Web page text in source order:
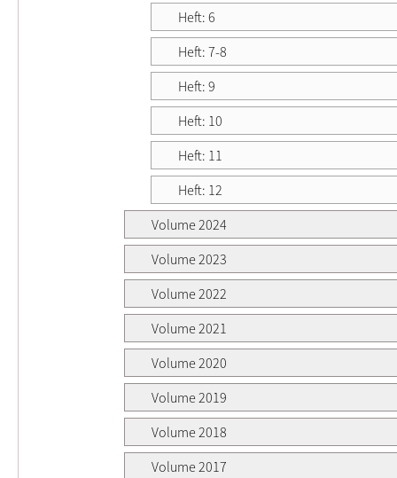
Heft: 6
Heft: 7-8
Heft: 9
Heft: 10
Heft: 11
Heft: 12
Volume 2024
Volume 2023
Volume 2022
Volume 2021
Volume 2020
Volume 2019
Volume 2018
Volume 2017